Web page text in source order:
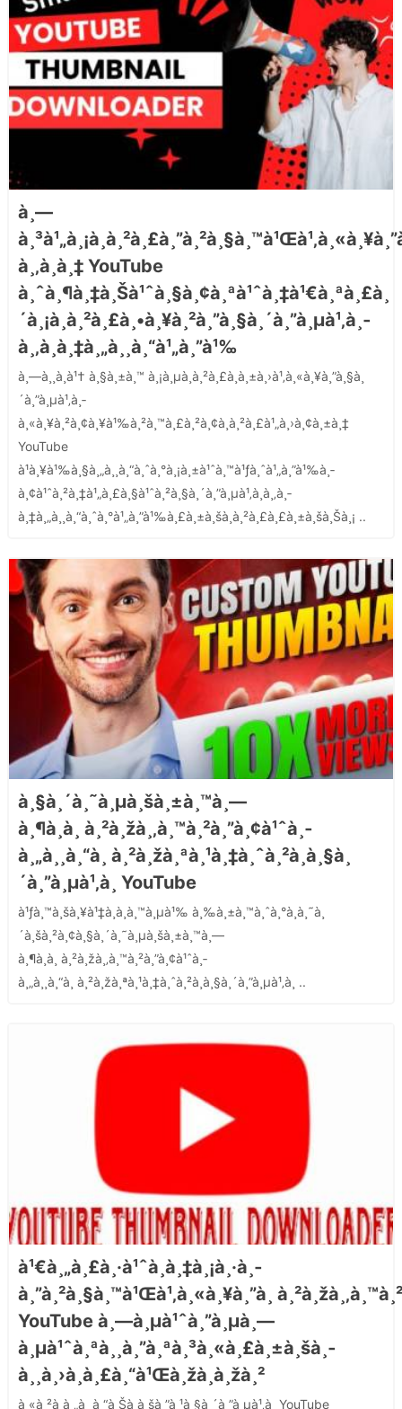
à¸—
à¸‚à¸­à¸‡ YouTube
à¸ˆà¸¶à¸‡à¸Šà¹ˆà¸§à¸¢à¸ªà¹ˆà¸‡à¹€à¸ªà¸£à¸
´à¸¡à¸à¸²à¸£à¸•à¸¥à¸²à¸”à¸§à¸´à¸”à¸µà¹‚à¸­
à¸‚à¸­à¸‡à¸„à¸¸à¸“à¹„à¸”à¹‰
à¸—à¸¸à¸à¹† à¸§à¸±à¸™ à¸¡à¸µà¸à¸²à¸£à¸­à¸±à¸›à¹‚à¸«à¸¥à¸”à¸§à¸
´à¸”à¸µà¹‚à¸­
à¸«à¸¥à¸²à¸¢à¸¥à¹‰à¸²à¸™à¸£à¸²à¸¢à¸à¸²à¸£à¹„à¸›à¸¢à¸±à¸‡
YouTube
à¹à¸¥à¹‰à¸§à¸„à¸¸à¸“à¸ˆà¸°à¸¡à¸±à¹ˆà¸™à¹ƒà¸ˆà¹„à¸”à¹‰à¸­
à¸¢à¹ˆà¸²à¸‡à¹„à¸£à¸§à¹ˆà¸²à¸§à¸´à¸”à¸µà¹‚à¸­à¸‚à¸­
à¸‡à¸„à¸¸à¸“à¸ˆà¸°à¹„à¸”à¹‰à¸£à¸±à¸šà¸à¸²à¸£à¸£à¸±à¸šà¸Šà¸¡ ..
à¸§à¸´à¸˜à¸µà¸šà¸±à¸™à¸—
à¸¶à¸à¸ à¸²à¸žà¸‚à¸™à¸²à¸”à¸¢à¹ˆà¸­
à¸„à¸¸à¸“à¸ à¸²à¸žà¸ªà¸¹à¸‡à¸ˆà¸²à¸à¸§à¸
´à¸”à¸µà¹‚à¸­ YouTube
à¹ƒà¸™à¸šà¸¥à¹‡à¸­à¸à¸™à¸µà¹‰ à¸‰à¸±à¸™à¸ˆà¸°à¸­à¸˜à¸
´à¸šà¸²à¸¢à¸§à¸´à¸˜à¸µà¸šà¸±à¸™à¸—
à¸¶à¸à¸ à¸²à¸žà¸‚à¸™à¸²à¸”à¸¢à¹ˆà¸­
à¸„à¸¸à¸“à¸ à¸²à¸žà¸ªà¸¹à¸‡à¸ˆà¸²à¸à¸§à¸´à¸”à¸µà¹‚à¸­ ..
à¹€à¸„à¸£à¸·à¹ˆà¸­à¸‡à¸¡à¸·à¸­
à¸”à¸²à¸§à¸™à¹Œà¹‚à¸«à¸¥à¸”à¸
YouTube à¸—à¸µà¹ˆà¸”à¸µà¸—
à¸µà¹ˆà¸ªà¸¸à¸”à¸ªà¸³à¸«à¸£à¸±à¸šà¸­
à¸¸à¸›à¸à¸£à¸“à¹Œà¸žà¸à¸žà¸²
à¸«à¸²à¸à¸„à¸¸à¸“à¸Šà¸­à¸šà¸”à¸¹à¸§à¸´à¸”à¸µà¹‚à¸­ YouTube